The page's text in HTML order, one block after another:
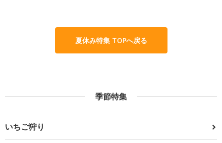
夏休み特集 TOPへ戻る
季節特集
いちご狩り